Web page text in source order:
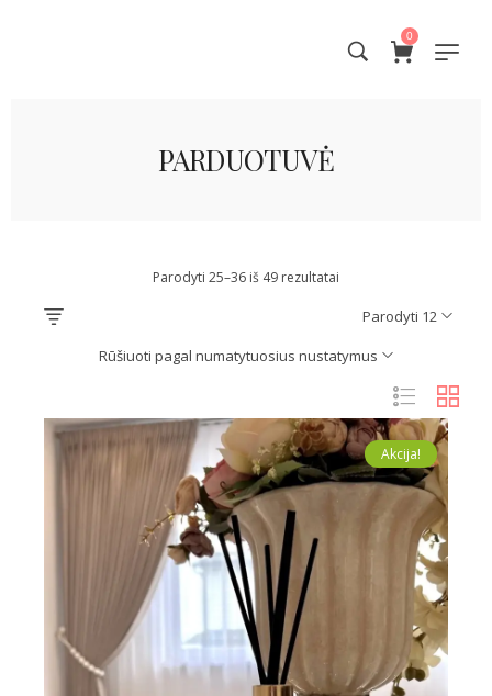
0
PARDUOTUVĖ
Parodyti 25–36 iš 49 rezultatai
Parodyti 12
Rūšiuoti pagal numatytuosius nustatymus
Akcija!